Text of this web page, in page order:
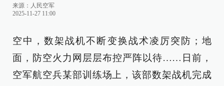
来源： 人民空军
2025-11-27 11:00
空中，数架战机不断变换战术凌厉突防；地
面，防空火力网层层布控严阵以待……日前，
空军航空兵某部训练场上，该部数架战机完成